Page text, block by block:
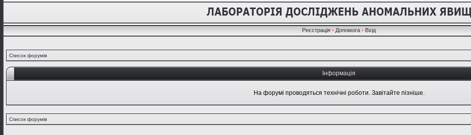
Реєстрація • Допомога • Вхід
Список форумів
Інформація
На форумі проводяться технічні роботи. Завітайте пізніше.
Список форумів